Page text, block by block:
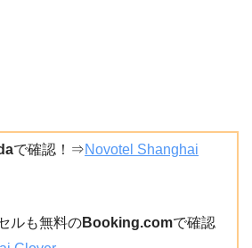
で確認！⇒Novotel Shanghai
ルも無料のBooking.comで確認